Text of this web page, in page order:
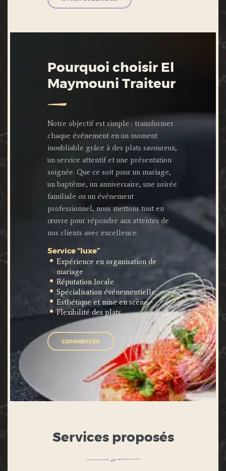
Pourquoi choisir El
Maymouni Traiteur
Notre objectif est simple : transformer
chaque événement en un moment
inoubliable grâce à des plats savoureux,
un service attentif et une présentation
soignée. Que ce soit pour un mariage,
un baptême, un anniversaire, une soirée
familiale ou un événement
professionnel, nous mettons tout en
œuvre pour répondre aux attentes de
nos clients avec excellence.
Service “luxe”
Expérience en organisation de
mariage
Réputation locale
Spécialisation événementielle
Esthétique et mise en scène
Flexibilité des plats
COMMENCER
Services proposés